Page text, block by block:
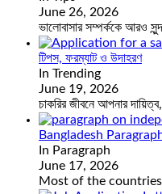
June 26, 2026
ভালোবাসার সম্পর্ককে আরও
টিপস, ফরম্যাট ও উদাহরণ
In Trending
June 19, 2026
চাকরির জীবনে আপনার
Bangladesh
In Paragraph
June 17, 2026
Most of the